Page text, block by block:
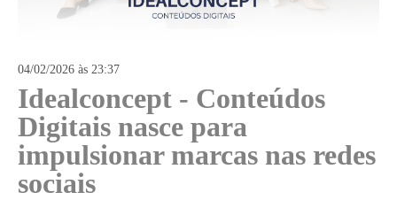
04/02/2026 às 23:37
Idealconcept - Conteúdos
Digitais nasce para
impulsionar marcas nas redes
sociais